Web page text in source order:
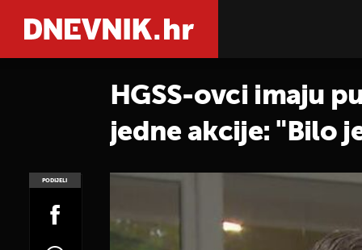
HGSS-ovci imaju
jedne akcije: "Bilo
PODIJELI